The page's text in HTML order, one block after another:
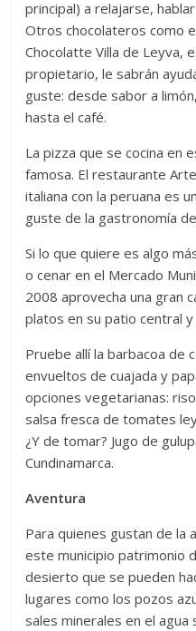
principal) a relajarse,
Otros chocolateros como
Chocolatte Villa de Leyva,
propietario, le sabrán
guste: desde sabor a
hasta el café.
La pizza que se cocina en
famosa. El restaurante
italiana con la peruana es
guste de la gastronomía
Si lo que quiere es algo
o cenar en el Mercado
2008 aprovecha una gran
platos en su patio central
Pruebe allí la barbacoa de
envueltos de cuajada y
opciones vegetarianas:
salsa fresca de tomates
¿Y de tomar? Jugo de
Cundinamarca.
Aventura
Para quienes gustan de la
este municipio patrimonio
desierto que se pueden
lugares como los pozos
sales minerales en el agua